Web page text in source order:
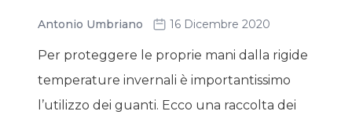
Antonio Umbriano 16 Dicembre 2020
Per proteggere le proprie mani dalla rigide
temperature invernali è importantissimo
l’utilizzo dei guanti. Ecco una raccolta dei